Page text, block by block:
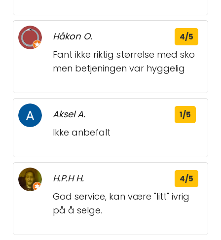
Håkon O. 4/5
Fant ikke riktig størrelse med sko
men betjeningen var hyggelig
Aksel A. 1/5
Ikke anbefalt
H.P.H H. 4/5
God service, kan være "litt" ivrig
på å selge.